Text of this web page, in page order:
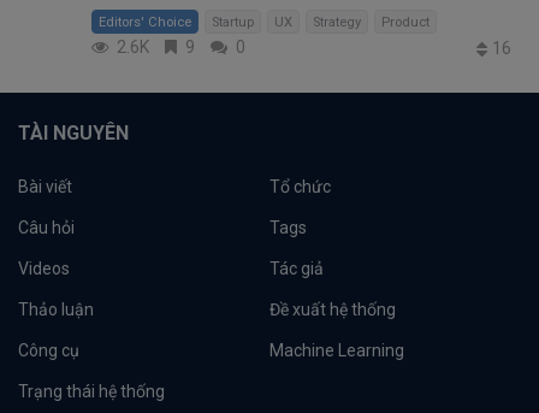
Editors' Choice Startup UX Strategy Product
2.6K 9 0 16
TÀI NGUYÊN
Bài viết Tổ chức
Câu hỏi Tags
Videos Tác giả
Thảo luận Đề xuất hệ thống
Công cụ Machine Learning
Trạng thái hệ thống